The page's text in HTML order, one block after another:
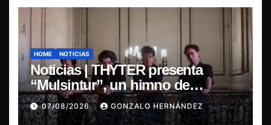
HOME NOTICIAS
Noticias | THYTER presenta
“Mulsintur”, un himno de
heavy/power metal inspirado en
Tomás Paniri
07/08/2026 GONZALO HERNÁNDEZ